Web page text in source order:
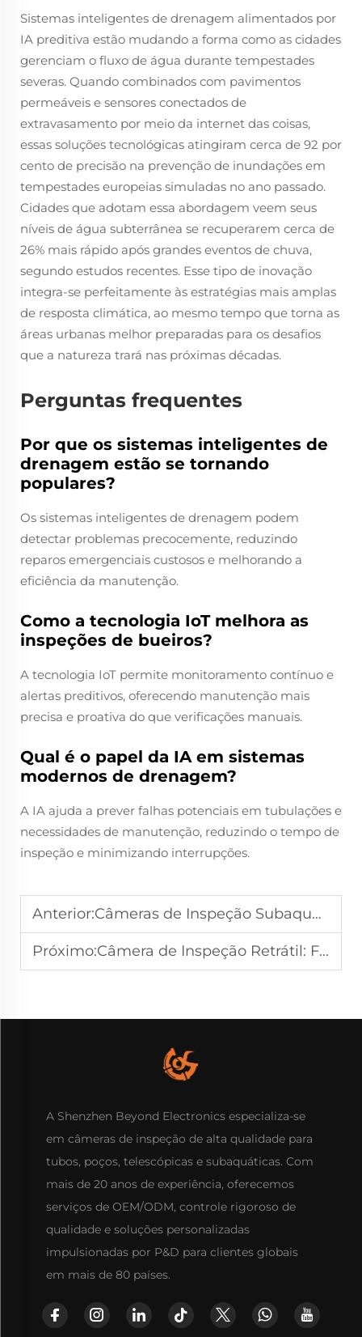
Sistemas inteligentes de drenagem alimentados por
IA preditiva estão mudando a forma como as cidades
gerenciam o fluxo de água durante tempestades
severas. Quando combinados com pavimentos
permeáveis e sensores conectados de
extravasamento por meio da internet das coisas,
essas soluções tecnológicas atingiram cerca de 92 por
cento de precisão na prevenção de inundações em
tempestades europeias simuladas no ano passado.
Cidades que adotam essa abordagem veem seus
níveis de água subterrânea se recuperarem cerca de
26% mais rápido após grandes eventos de chuva,
segundo estudos recentes. Esse tipo de inovação
integra-se perfeitamente às estratégias mais amplas
de resposta climática, ao mesmo tempo que torna as
áreas urbanas melhor preparadas para os desafios
que a natureza trará nas próximas décadas.
Perguntas frequentes
Por que os sistemas inteligentes de
drenagem estão se tornando
populares?
Os sistemas inteligentes de drenagem podem
detectar problemas precocemente, reduzindo
reparos emergenciais custosos e melhorando a
eficiência da manutenção.
Como a tecnologia IoT melhora as
inspeções de bueiros?
A tecnologia IoT permite monitoramento contínuo e
alertas preditivos, oferecendo manutenção mais
precisa e proativa do que verificações manuais.
Qual é o papel da IA em sistemas
modernos de drenagem?
A IA ajuda a prever falhas potenciais em tubulações e
necessidades de manutenção, reduzindo o tempo de
inspeção e minimizando interrupções.
Anterior:Câmeras de Inspeção Subaquática de Alta Resolução para Imagens Nítidas
Próximo:Câmera de Inspeção Retrátil: Ferramenta Versátil para Inspeções Complexas
A Shenzhen Beyond Electronics especializa-se
em câmeras de inspeção de alta qualidade para
tubos, poços, telescópicas e subaquáticas. Com
mais de 20 anos de experiência, oferecemos
serviços de OEM/ODM, controle rigoroso de
qualidade e soluções personalizadas
impulsionadas por P&D para clientes globais
em mais de 80 países.